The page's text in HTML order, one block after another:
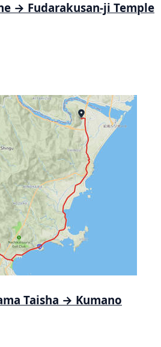
→ Fudarakusan-ji Temple
Taisha → Kumano